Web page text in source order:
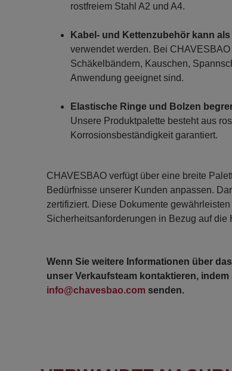
rostfreiem Stahl A2 und A4.
Kabel- und Kettenzubehör kann
verwendet werden. Bei
Schäkelbändern, Kauschen,
Anwendung geeignet sind.
Elastische Ringe und Bolzen
Unsere Produktpalette besteht aus
Korrosionsbeständigkeit garantiert.
CHAVESBAO verfügt über eine breite
Bedürfnisse unserer Kunden anpassen.
zertifiziert. Diese Dokumente
Sicherheitsanforderungen in Bezug auf
Wenn Sie weitere Informationen über
unser Verkaufsteam kontaktieren, indem
info@chavesbao.com senden.